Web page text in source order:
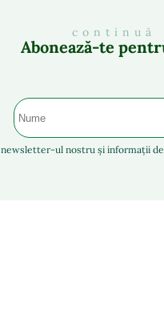
continuă
Abonează-te
ul nostru și informații